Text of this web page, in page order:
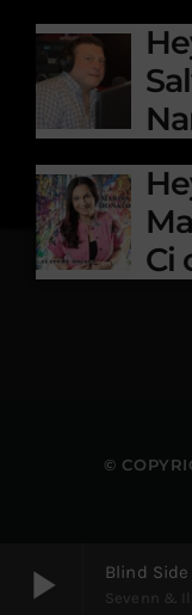
play_arrow Blind
Sevenn &
Ci
©